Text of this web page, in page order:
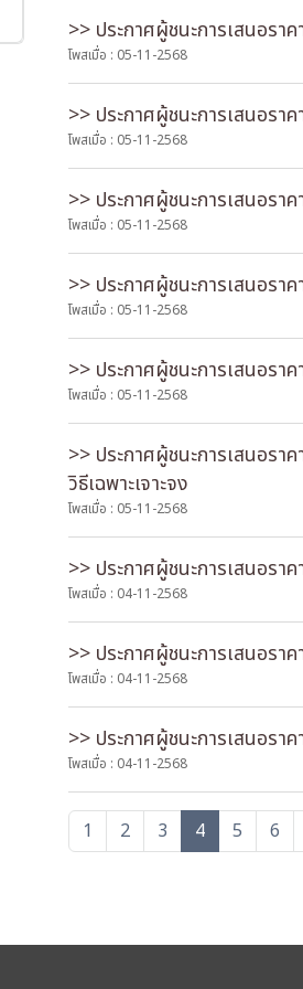
>> ประกาศผู้ชนะการเสนอรา
โพสเมื่อ : 05-11-2568
>> ประกาศผู้ชนะการเสนอรา
โพสเมื่อ : 05-11-2568
>> ประกาศผู้ชนะการเสนอรา
โพสเมื่อ : 05-11-2568
>> ประกาศผู้ชนะการเสนอรา
โพสเมื่อ : 05-11-2568
>> ประกาศผู้ชนะการเสนอรา
โพสเมื่อ : 05-11-2568
>> ประกาศผู้ชนะการเสนอร
วิธีเฉพาะเจาะจง
โพสเมื่อ : 05-11-2568
>> ประกาศผู้ชนะการเสนอรา
โพสเมื่อ : 04-11-2568
>> ประกาศผู้ชนะการเสนอราค
โพสเมื่อ : 04-11-2568
>> ประกาศผู้ชนะการเสนอรา
โพสเมื่อ : 04-11-2568
1 2 3 4 5 6